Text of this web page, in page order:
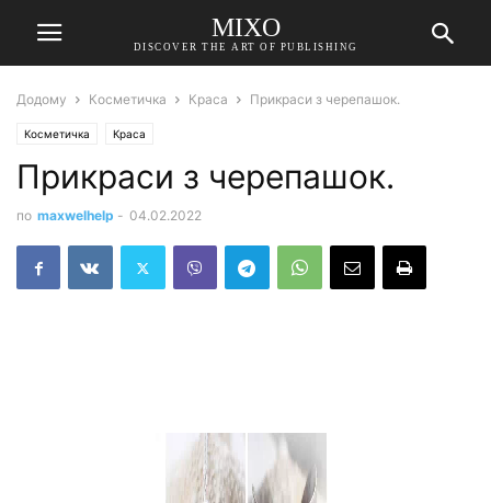
MIXO
DISCOVER THE ART OF PUBLISHING
Додому Косметичка Краса Прикраси з черепашок.
Косметичка Краса
Прикраси з черепашок.
по maxwelhelp - 04.02.2022